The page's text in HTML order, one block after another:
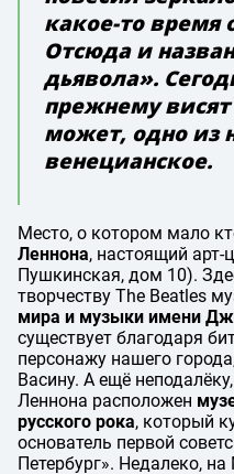
какое-то время
Отсюда и
дьявола».
прежнему
может, одно из
венецианское.
Место, о котором мало
Леннона, настоящий арт-
Пушкинская, дом 10).
творчеству The Beatles
мира и музыки имени
существует благодаря
персонажу нашего
Васину. А ещё
Леннона расположен
русского рока, который
основатель первой
Петербург». Недалеко,